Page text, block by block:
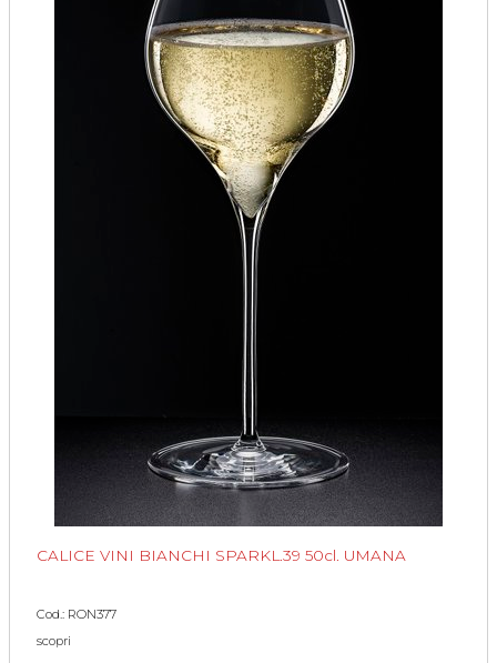
CALICE VINI BIANCHI SPARKL.39 50cl. UMANA
Cod.: RON377
scopri